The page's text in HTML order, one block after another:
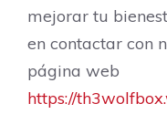
mejorar tu
en contactar con
página web
https://